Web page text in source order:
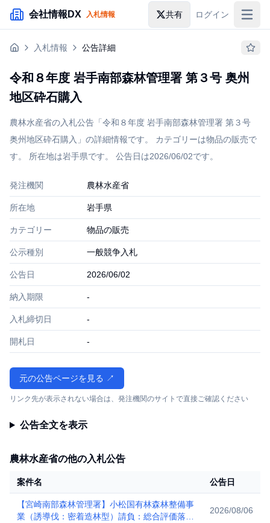
メインコンテンツにスキップ
会社情報DX 入札情報 共有 ログイン
入札情報
助成金・補助金
入札情報 公告詳細
令和８年度 岩手南部森林管理署 第３号 奥州
地区砕石購入
農林水産省の入札公告「令和８年度 岩手南部森林管理署 第３号
奥州地区砕石購入」の詳細情報です。 カテゴリーは物品の販売で
す。 所在地は岩手県です。 公告日は2026/06/02です。
発注機関 農林水産省
所在地 岩手県
カテゴリー 物品の販売
公示種別 一般競争入札
公告日 2026/06/02
納入期限 -
入札締切日 -
開札日 -
元の公告ページを見る ↗
リンク先が表示されない場合は、発注機関のサイトで直接ご確認ください
公告全文を表示
農林水産省の他の入札公告
案件名 公告日
【宮崎南部森林管理署】小松国有林森林整備事
業（誘導伐：密着造林型）請負：総合評価落札
2026/08/06